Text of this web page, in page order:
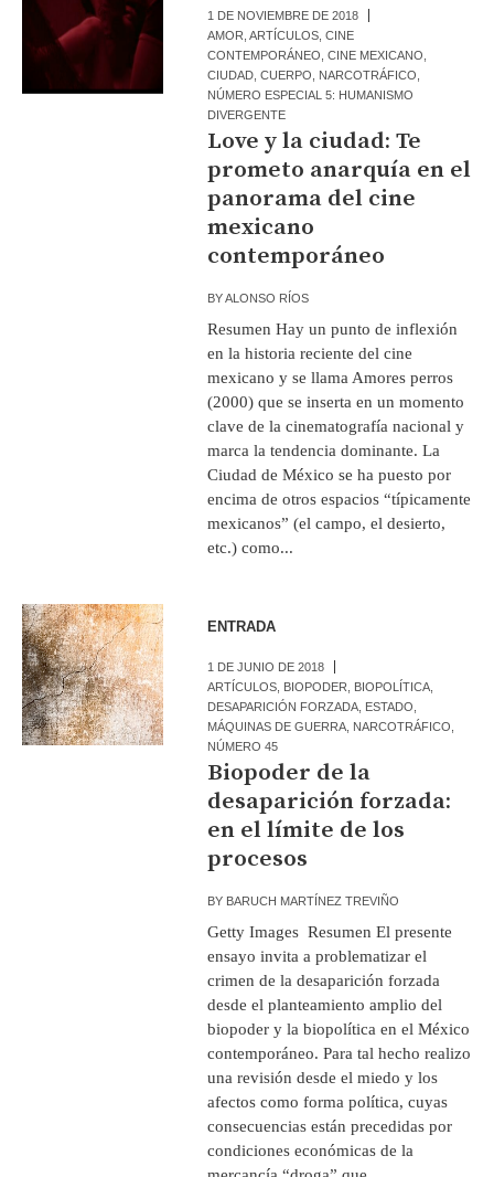
1 DE NOVIEMBRE DE 2018
AMOR ,ARTÍCULOS ,CINE
CONTEMPORÁNEO ,CINE MEXICANO
CIUDAD ,CUERPO NARCOTRÁFICO
NÚMERO ESPECIAL 5: HUMANISMO
DIVERGENTE
Love y la ciudad: Te
prometo anarquía en el
panorama del cine
mexicano
contemporáneo
BYALONSO RÍOS
Resumen Hay un punto de inflexión
en la historia reciente del cine
mexicano y se llama Amores perros
(2000) que se inserta en un momento
clave de la cinematografía nacional y
marca la tendencia dominante. La
Ciudad de México se ha puesto por
encima de otros espacios “típicamente
mexicanos” (el campo, el desierto,
etc.) como...
ENTRADA
1 DE JUNIO DE 2018
ARTÍCULOS BIOPODER BIOPOLÍTICA
DESAPARICIÓN FORZADA ESTADO
MÁQUINAS DE GUERRA NARCOTRÁFICO
NÚMERO 45
Biopoder de la
desaparición forzada:
en el límite de los
procesos
BY BARUCH MARTÍNEZ TREVIÑO
Getty Images Resumen El presente
ensayo invita a problematizar el
crimen de la desaparición forzada
desde el planteamiento amplio del
biopoder y la biopolítica en el México
contemporáneo. Para tal hecho realizo
una revisión desde el miedo y los
afectos como forma política, cuyas
consecuencias están precedidas por
condiciones económicas de la